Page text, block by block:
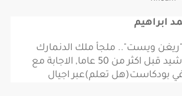
ابراهيم
ويست".. ملجأ ملك الدنمارك
النووي السري شيد قبل اكثر من 50 عاما, الاجابة مع
بودكاست(هل تعلم)عبر اجيال